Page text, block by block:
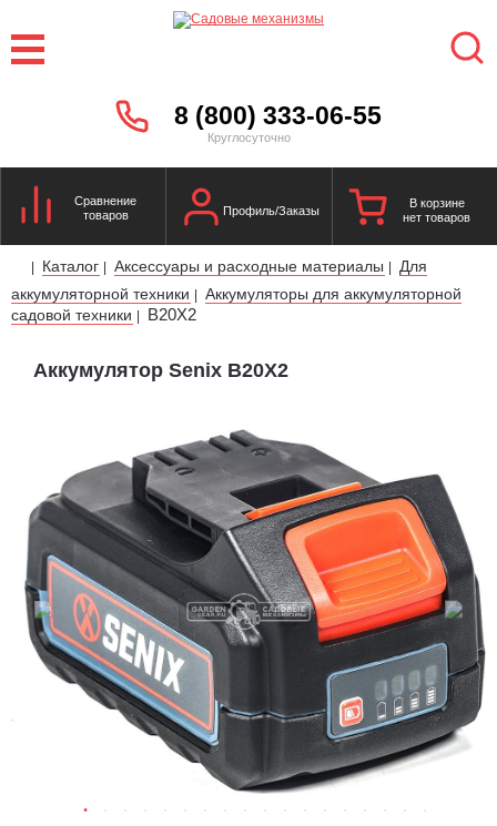
8 (800) 333-06-55
Круглосуточно
Сравнение
товаров
Профиль/Заказы
В корзине
нет товаров
| Каталог | Аксессуары и расходные материалы |
Для
аккумуляторной техники | Аккумуляторы для аккумуляторной
садовой техники | B20X2
Аккумулятор Senix B20X2